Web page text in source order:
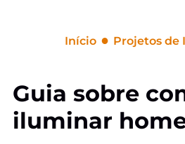
Início● Projetos de
Guia sobre
iluminar